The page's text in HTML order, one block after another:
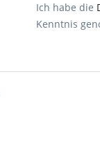
Ich habe die
Kenntnis